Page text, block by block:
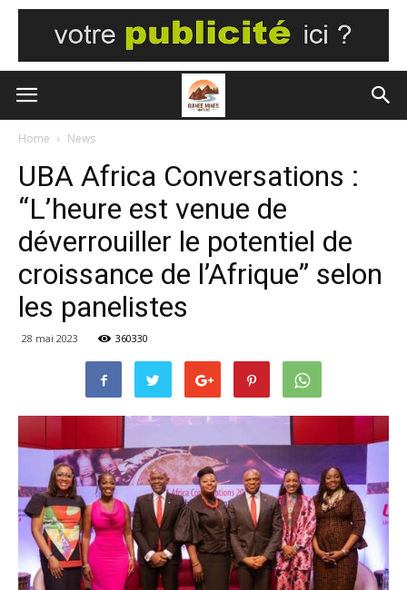
Home News
UBA Africa Conversations :
“L’heure est venue de
déverrouiller le potentiel de
croissance de l’Afrique” selon
les panelistes
28 mai 2023 360330